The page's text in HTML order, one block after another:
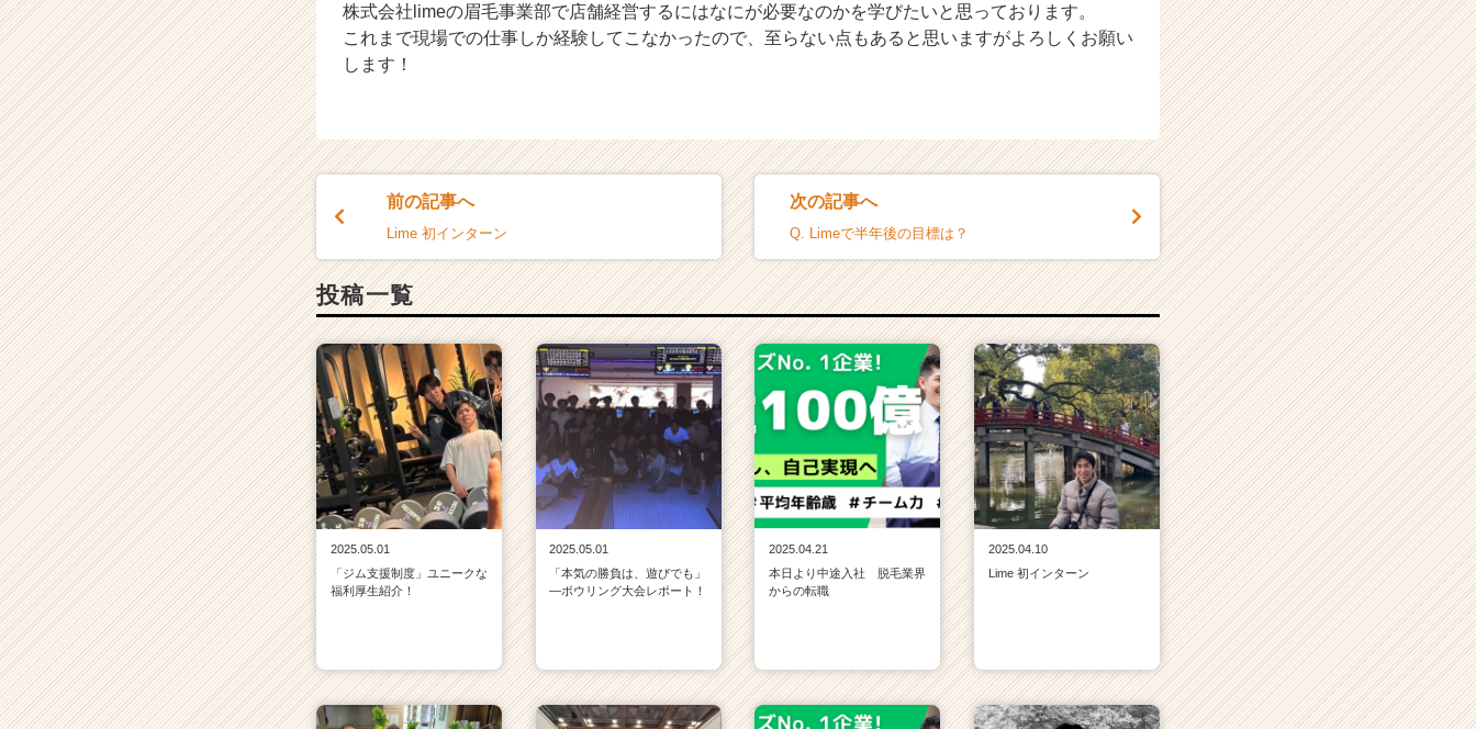
株式会社limeの眉毛事業部で店舗経営するにはなにが必要なのかを学びたいと思っております。
これまで現場での仕事しか経験してこなかったので、至らない点もあると思いますがよろしくお願い
します！
前の記事へ
Lime 初インターン
次の記事へ
Q. Limeで半年後の目標は？
投稿一覧
2025.05.01
「ジム支援制度」ユニークな
福利厚生紹介！
2025.05.01
「本気の勝負は、遊びでも」
—ボウリング大会レポート！
2025.04.21
本日より中途入社 脱毛業界
からの転職
2025.04.10
Lime 初インターン